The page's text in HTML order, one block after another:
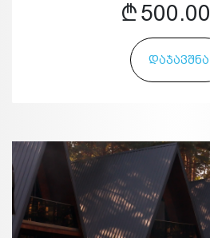
500.00
ᲓᲐᲯᲐᲕᲨᲜᲐ